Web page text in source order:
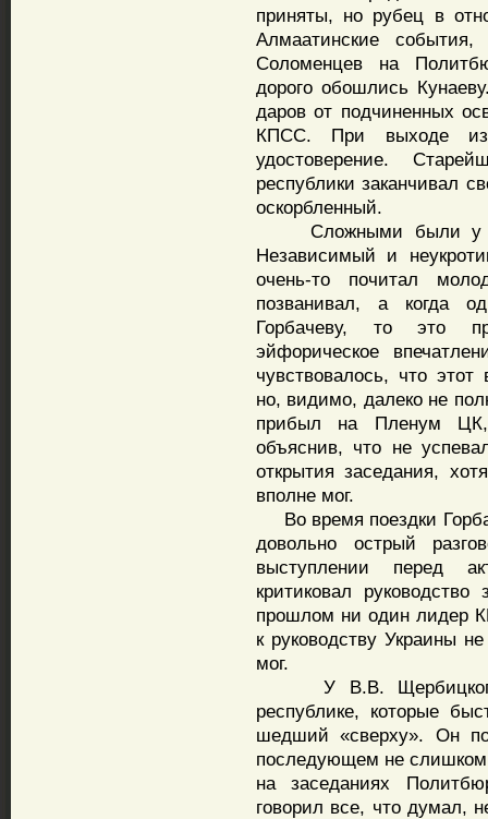
приняты, но рубец в
Алмаатинские
Соломенцев на
дорого обошлись
даров от подчиненных
КПСС. При выходе из
удостоверение.
республики заканчивал
оскорбленный.
Сложными были у
Независимый и
очень-то почитал
позванивал, а когда
Горбачеву, то это
эйфорическое
чувствовалось, что
но, видимо, далеко не
прибыл на Пленум ЦК,
объяснив, что не
открытия заседания,
вполне мог.
Во время поездки
довольно острый
выступлении перед
критиковал
прошлом ни один лидер
к руководству Украины
мог.
У В.В. Щербицкого
республике, которые
шедший «сверху». Он
последующем не слишком
на заседаниях
говорил все, что думал,